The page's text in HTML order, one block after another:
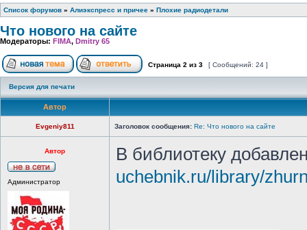
Список форумов » Алиэкспресс и причее » Плохие радиодетали
Что нового на сайте
Модераторы: FIMA, Dmitry 65
Страница 2 из 3 [ Сообщений: 24 ]
Версия для печати
Автор
Evgeniy811 Заголовок сообщения: Re: Что нового на сайте
Автор
Администратор
В библиотеку
uchebnik.ru/library/